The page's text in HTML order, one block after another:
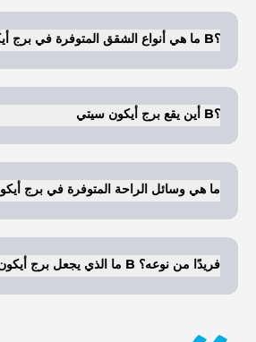
ما هي أنواع الشقق المتوفرة في برج أيكون سيتي B؟
غرف نوم.
أين يقع برج أيكون سيتي B؟
ما هي وسائل الراحة المتوفرة في برج
وحدائق، ومطاعم، ومنافذ بيع بالتجزئة.
ما الذي يجعل برج أيكون سيتي B فريدًا من نوعه؟